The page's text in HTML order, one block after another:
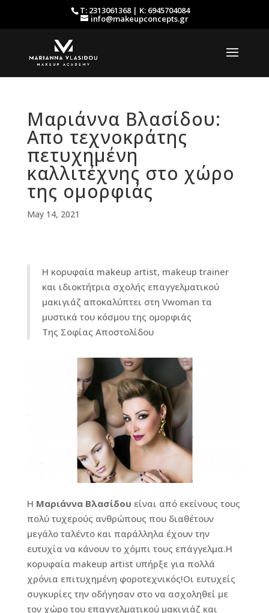
Τ: 2313061368 | Κ: 6945704084
info@makeupconcepts.gr
Μαριάννα Βλασίδου:
Απο τεχνοκράτης
πετυχημένη
καλλιτέχνης στο χώρο
της ομορφιάς
May 14, 2021
H κορυφαία makeup artist, makeup trainer
και ιδιοκτήτρια σχολής επαγγελματικού
μακιγιάζ αποκαλύπτει στη Vwoman τα
μυστικά του κόσμου της ομορφιάς
Της Σοφίας Αποστολίδου
Η Μαριάννα Βλασίδου είναι από εκείνους τους
πολύ τυχερούς ανθρώπους που διαθέτουν
μεγάλο ταλέντο και παράλληλα έχουν την
ευτυχία να κάνουν το χόμπι τους επάγγελμα.Η
κορυφαία makeup artist υπήρξε για πολλά
χρόνια επιτυχημένη φοροτεχνικός!Οι ευτυχείς
συγκυρίες την οδήγησαν στο να ασχοληθεί με
τον χώρο του επαγγελματικού μακιγιάζ και